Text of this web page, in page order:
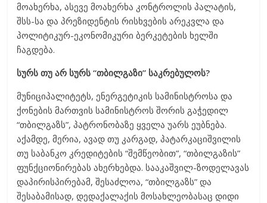
მოახერხა, ასევე მოახერხა კონტროლის პალატის,
შსს-სა და პრეზიდენტის რისხვების არეკვლა და
პოლიტიკურ-ეკონომიკური ბერკეტების ხელში
ჩაგდება.
სურს თუ არ სურს “თბილგაზი” საკრებულოს?
მუნიციპალიტეტს, ენერგეტიკის სამინისტროსა და
ქონების მართვის სამინისტროს შორის გაჭედილ
“თბილგაზს”, პატრონობაზე ყველა უარს ეუბნება.
აქამდე, მერია, ავად თუ კარგად, პატარკაციშვილის
თუ საბანკო კრედიტების “შემწეობით”, “თბილგაზის”
ფუნქციონირებას ახერხებდა. სააკაშვილ-ზოდელავას
დაპირისპირებამ, შესაძლოა, “თბილგაზს” და
შესაბამისად, დედაქალაქის მოსახლეობასაც დიდი